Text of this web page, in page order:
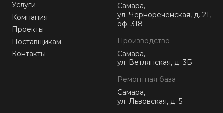
Услуги
Компания
Проекты
Поставщикам
Контакты
Самара,
ул. Чернореченская, д. 21,
оф. 318
Производство
Самара,
ул. Ветлянская, д. 3Б
Ремонтная база
Самара,
ул. Львовская, д. 5